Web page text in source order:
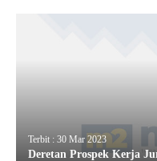
Terbit : 30 Mar 2023
Deretan Prospek Kerja